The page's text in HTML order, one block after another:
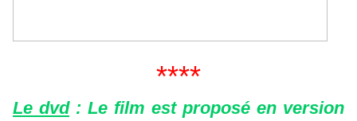
****
Le dvd: Le film est proposé en version